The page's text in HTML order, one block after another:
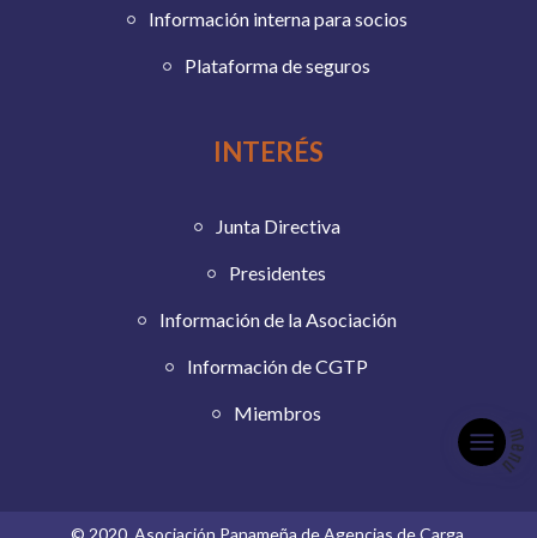
Información interna para socios
Plataforma de seguros
INTERÉS
Junta Directiva
Presidentes
Información de la Asociación
Información de CGTP
Miembros
© 2020, Asociación Panameña de Agencias de Carga.